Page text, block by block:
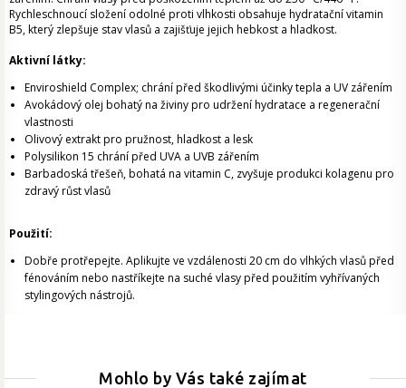
Rychleschnoucí složení odolné proti vlhkosti obsahuje hydratační vitamin
B5, který zlepšuje stav vlasů a zajišťuje jejich hebkost a hladkost.
Aktivní látky:
Enviroshield Complex; chrání před škodlivými účinky tepla a UV zářením
Avokádový olej bohatý na živiny pro udržení hydratace a regenerační
vlastnosti
Olivový extrakt pro pružnost, hladkost a lesk
Polysilikon 15 chrání před UVA a UVB zářením
Barbadoská třešeň, bohatá na vitamin C, zvyšuje produkci kolagenu pro
zdravý růst vlasů
Použití:
Dobře protřepejte. Aplikujte ve vzdálenosti 20 cm do vlhkých vlasů před
fénováním nebo nastříkejte na suché vlasy před použitím vyhřívaných
stylingových nástrojů.
Mohlo by Vás také zajímat